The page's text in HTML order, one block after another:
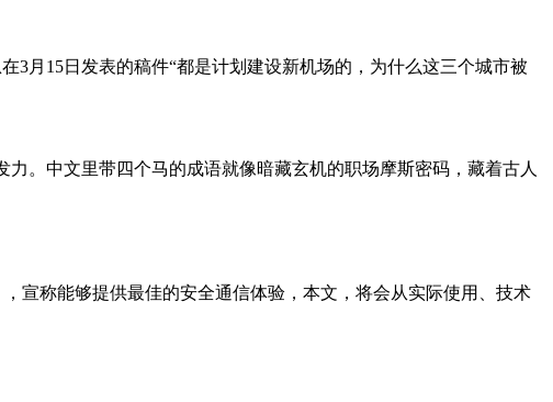
3月15日发表的稿件“都是计划建设新机场的，为什么这三个城市被
。中文里带四个马的成语就像暗藏玄机的职场摩斯密码，藏着古人
宣称能够提供最佳的安全通信体验，本文，将会从实际使用、技术